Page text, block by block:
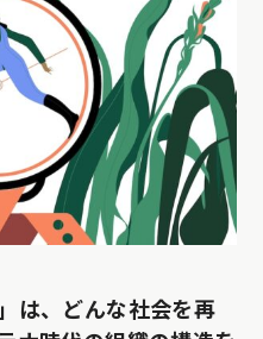
は、どんな社会を再